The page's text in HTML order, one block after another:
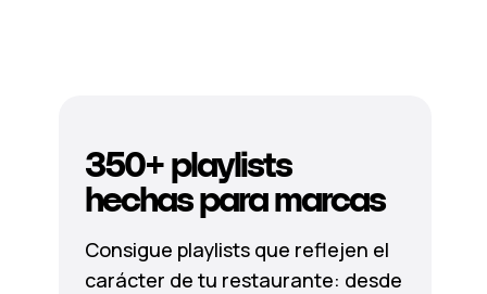
350+ playlists
hechas para marcas
Consigue playlists que reflejen el
carácter de tu restaurante: desde